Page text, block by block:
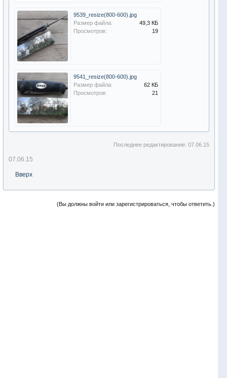
9539_resize(800-600).jpg
Размер файла:
49,3 КБ
Просмотров:
19
9541_resize(800-600).jpg
Размер файла:
62 КБ
Просмотров:
21
Последнее редактирование:07.06.15
07.06.15
Вверх
(Вы должны войти или зарегистрироваться, чтобы ответить.)